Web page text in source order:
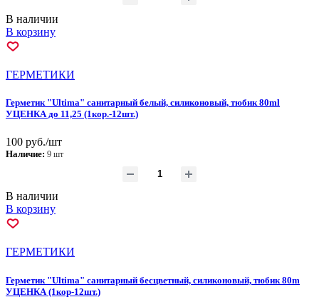
В наличии
В корзину
ГEPМЕТИКИ
Герметик "Ultima" санитарный белый, силиконовый, тюбик 80ml
УЦЕНКА до 11,25 (1кор.-12шт.)
100 руб./шт
Наличие: 9 шт
В наличии
В корзину
ГEPМЕТИКИ
Герметик "Ultima" санитарный бесцветный, силиконовый, тюбик 80m
УЦЕНКА (1кор-12шт.)